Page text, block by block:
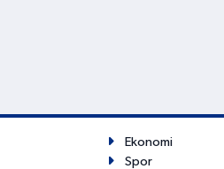
Ekonomi
Spor